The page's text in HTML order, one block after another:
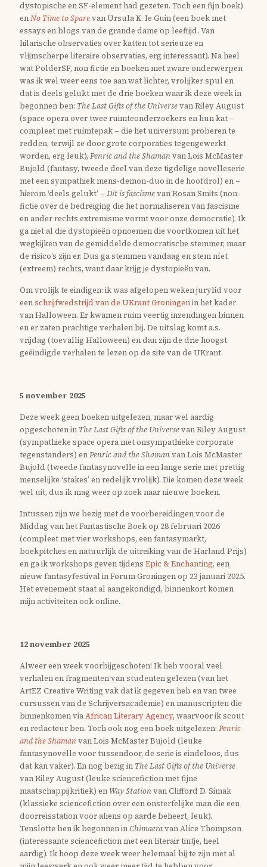
dystopische en SF-element had gezeten. Toch een fijn boek)
enNo Time to Sparevan Ursula K. le Guin (een boek met
essays en blogs van de grande dame op leeftijd. Van
hilarische observaties over katten tot serieuze en
vlijmscherpe literaire observaties, erg interessant). Na heel
wat PolderSF, non fictie en boeken met zware onderwerpen
was ik wel weer eens toe aan wat lichter, vrolijker spul en
dat is deels gelukt met de drie boeken waar ik deze week in
begonnen ben: The Last Gifts of the Universevan Riley August
(space opera over twee ruimteonderzoekers en hun kat –
compleet met ruimtepak – die het universum proberen te
redden, terwijl ze door grote corporaties tegengewerkt
worden, erg leuk), Penric and the Shamanvan Lois McMaster
Bujold (fantasy, tweede deel van deze tigdelige novelleserie
met een sympathiek mens-demon-duo in de hoofdrol) en –
hierom ‘deels gelukt’ – Dit is fascismevan Rosan Smits (non-
fictie over de bedreiging die het normaliseren van fascisme
en ander rechts extremisme vormt voor onze democratie). Ik
ga niet al die dystopieën opnoemen die voortkomen uit het
wegkijken van de gemiddelde democratische stemmer, maar
de risico’s zijn er. Dus ga stemmen vandaag en stem níet
(extreem) rechts, want daar krijg je dystopieën van.
Om vrolijk te eindigen: ik was afgelopen weken jurylid voor
eenschrijfwedstrijd van de UKrant Groningenin het kader
van Halloween. Er kwamen ruim veertig inzendingen binnen
en er zaten prachtige verhalen bij. De uitslag komt a.s.
vrijdag (toevallig Halloween) en dan zijn de drie hoogst
geëindigde verhalen te lezen op de site van de UKrant.
5 november 2025
Deze week geen boeken uitgelezen, maar wel aardig
opgeschoten in The Last Gifts of the Universevan Riley August
(sympathieke space opera met onsympathieke corporate
tegenstanders) enPenric and the Shamanvan Lois McMaster
Bujold (tweede fantasynovelle in een lange serie met prettig
menselijke ‘stakes’ en redelijk vrolijk). Die komen deze week
wel uit, dus ik mag weer op zoek naar nieuwe boeken.
Intussen zijn we bezig met de voorbereidingen voor de
Middag van het Fantastische Boek op 28 februari 2026
(compleet met vier workshops, een fantasymarkt,
boekpitches en natuurlijk de uitreiking van de Harland Prijs)
en ga ik workshops geven tijdens Epic & Enchanting, een
nieuw fantasyfestival in Forum Groningen op 23 januari 2025.
Het evenement staat al aangekondigd, binnenkort komen
mijn activiteiten ook online.
12 november 2025
Alweer een week voorbijgeschoten! Ik heb vooral veel
verhalen en fragmenten van studenten gelezen (van het
ArtEZ Creative Writing vak dat ik gegeven heb en van twee
cursussen van de Schrijversacademie) en manuscripten die
binnenkomen viaAfrican Literary Agency, waarvoor ik scout
en redacteur ben. Toch ook nog een boek uitgelezen: Penric
and the Shamanvan Lois McMaster Bujold (leuke
fantasynovelle voor tussendoor, de serie is eindeloos, dus
dat kan vaker). En nog bezig in The Last Gifts of the Universe
van Riley August (leuke sciencefiction met fijne
maatschappijkritiek) en Way Stationvan Clifford D. Simak
(klassieke sciencefiction over een onsterfelijke man die een
doorreisstation voor aliens op aarde beheert, leuk).
Tenslotte ben ik begonnen inChimaeravan Alice Thompson
(interessante sciencefiction met een literair tintje, heel
aardig). Ik hoop deze week weer helemaal bij te zijn met al